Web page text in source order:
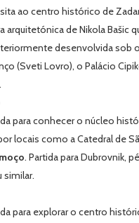
ao centro histórico de
arquitetónica de Nikola
desenvolvida
(Sveti Lovro), o Palácio
para conhecer o núcleo
locais como a Catedral de
. Partida para Dubrovnik,
similar.
para explorar o centro